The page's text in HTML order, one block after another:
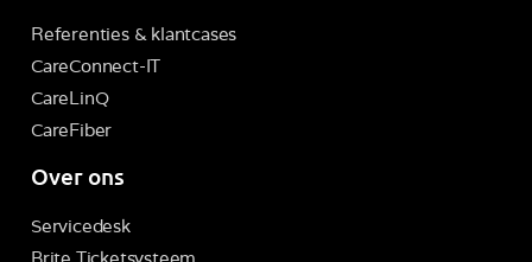
Referenties & klantcases
CareConnect-IT
CareLinQ
CareFiber
Over ons
Servicedesk